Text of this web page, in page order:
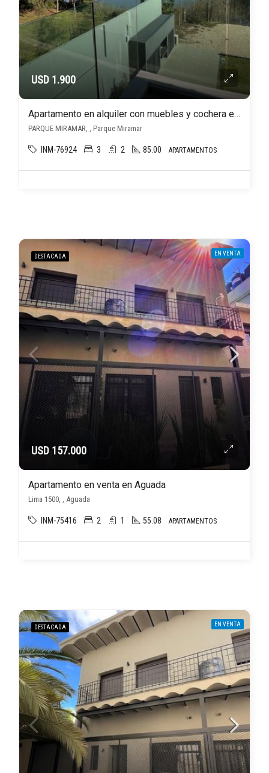
USD 1.900
Apartamento en alquiler con muebles y cochera en Parque Miramar
PARQUE MIRAMAR, , Parque Miramar
INM-76924 3 2 85.00 APARTAMENTOS
DESTACADA EN VENTA
USD 157.000
Apartamento en venta en Aguada
Lima 1500, , Aguada
INM-75416 2 1 55.08 APARTAMENTOS
DESTACADA EN VENTA